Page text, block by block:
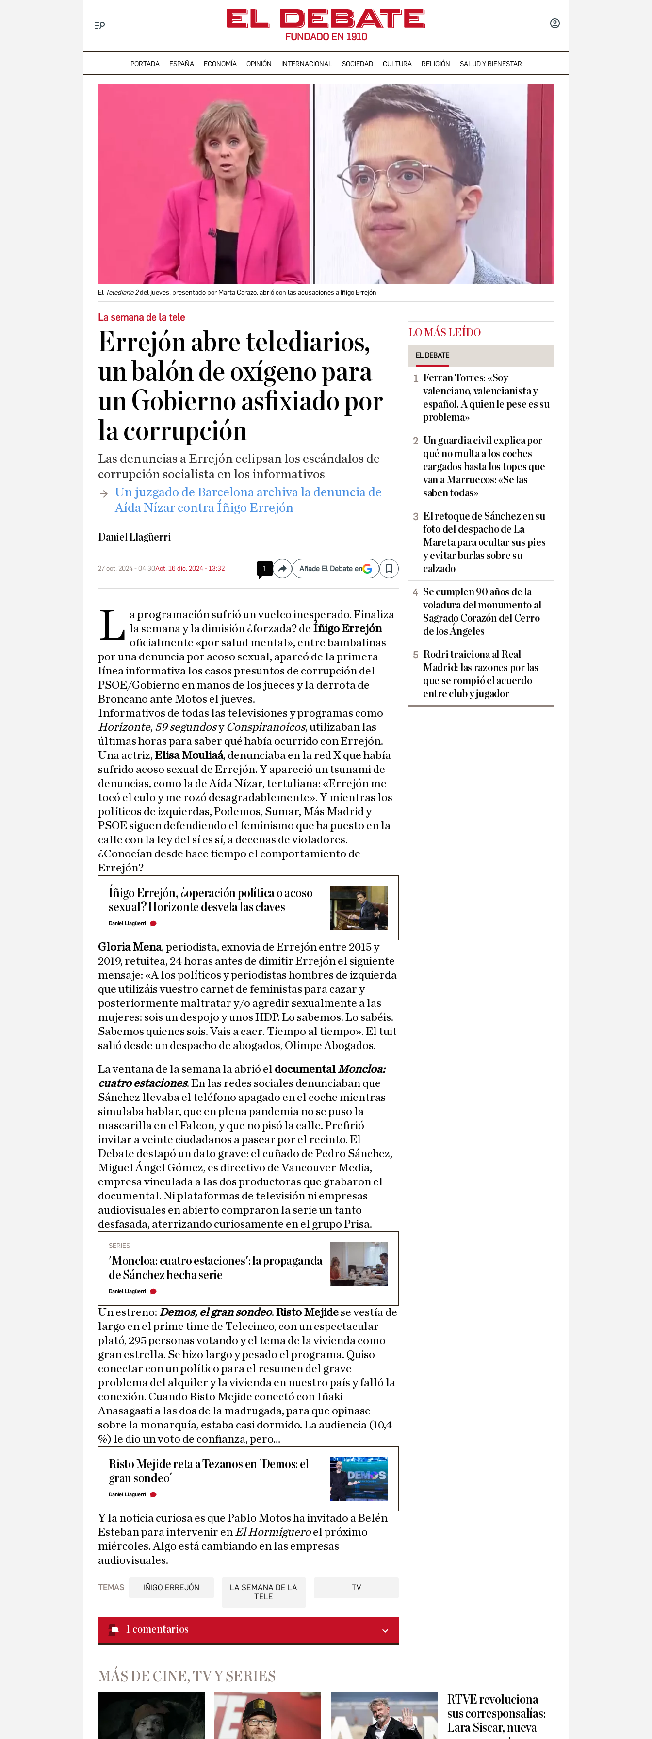
FUNDADO EN 1910
PORTADA ESPAÑA ECONOMÍA OPINIÓN INTERNACIONAL SOCIEDAD CULTURA RELIGIÓN SALUD Y BIENESTAR
El Telediario 2del jueves, presentado por Marta Carazo, abrió con las acusaciones a Íñigo Errejón
La semana de la tele
Errejón abre telediarios,
un balón de oxígeno para
un Gobierno asfixiado por
la corrupción
Las denuncias a Errejón eclipsan los escándalos de
corrupción socialista en los informativos
​Un juzgado de Barcelona archiva la denuncia de
Aída Nízar contra Íñigo Errejón
Daniel Llagüerri
27 oct. 2024 - 04:30Act. 16 dic. 2024 - 13:32 1 CompartirAñade El Debate en Save
L a programación sufrió un vuelco inesperado. Finaliza
la semana y la dimisión ¿forzada? de Íñigo Errejón
oficialmente «por salud mental», entre bambalinas
por una denuncia por acoso sexual, aparcó de la primera
línea informativa los casos presuntos de corrupción del
PSOE/Gobierno en manos de los jueces y la derrota de
Broncano ante Motos el jueves.
Informativos de todas las televisiones y programas como
Horizonte, 59 segundosy Conspiranoicos, utilizaban las
últimas horas para saber qué había ocurrido con Errejón.
Una actriz, Elisa Mouliaá, denunciaba en la red X que había
sufrido acoso sexual de Errejón. Y apareció un tsunami de
denuncias, como la de Aída Nízar, tertuliana: «Errejón me
tocó el culo y me rozó desagradablemente». Y mientras los
políticos de izquierdas, Podemos, Sumar, Más Madrid y
PSOE siguen defendiendo el feminismo que ha puesto en la
calle con la ley del sí es sí, a decenas de violadores.
¿Conocían desde hace tiempo el comportamiento de
Errejón?
Íñigo Errejón, ¿operación política o acoso
sexual? Horizonte desvela las claves
Daniel Llagüerri
Gloria Mena, periodista, exnovia de Errejón entre 2015 y
2019, retuitea, 24 horas antes de dimitir Errejón el siguiente
mensaje: «A los políticos y periodistas hombres de izquierda
que utilizáis vuestro carnet de feministas para cazar y
posteriormente maltratar y/o agredir sexualmente a las
mujeres: sois un despojo y unos HDP. Lo sabemos. Lo sabéis.
Sabemos quienes sois. Vais a caer. Tiempo al tiempo». El tuit
salió desde un despacho de abogados, Olimpe Abogados.
La ventana de la semana la abrió el documental Moncloa:
cuatro estaciones. En las redes sociales denunciaban que
Sánchez llevaba el teléfono apagado en el coche mientras
simulaba hablar, que en plena pandemia no se puso la
mascarilla en el Falcon, y que no pisó la calle. Prefirió
invitar a veinte ciudadanos a pasear por el recinto. El
Debate destapó un dato grave: el cuñado de Pedro Sánchez,
Miguel Ángel Gómez, es directivo de Vancouver Media,
empresa vinculada a las dos productoras que grabaron el
documental. Ni plataformas de televisión ni empresas
audiovisuales en abierto compraron la serie un tanto
desfasada, aterrizando curiosamente en el grupo Prisa.
SERIES
'Moncloa: cuatro estaciones': la propaganda
de Sánchez hecha serie
Daniel Llagüerri
Un estreno: Demos, el gran sondeo. Risto Mejide se vestía de
largo en el prime time de Telecinco, con un espectacular
plató, 295 personas votando y el tema de la vivienda como
gran estrella. Se hizo largo y pesado el programa. Quiso
conectar con un político para el resumen del grave
problema del alquiler y la vivienda en nuestro país y falló la
conexión. Cuando Risto Mejide conectó con Iñaki
Anasagasti a las dos de la madrugada, para que opinase
sobre la monarquía, estaba casi dormido. La audiencia (10,4
%) le dio un voto de confianza, pero…
Risto Mejide reta a Tezanos en ´Demos: el
gran sondeo´
Daniel Llagüerri
Y la noticia curiosa es que Pablo Motos ha invitado a Belén
Esteban para intervenir en El Hormigueroel próximo
miércoles. Algo está cambiando en las empresas
audiovisuales.
TEMAS IÑIGO ERREJÓN
LA SEMANA DE LA
TELE
TV
1 comentarios
LO MÁS LEÍDO
EL DEBATE
Ferran Torres: «Soy
valenciano, valencianista y
español. A quien le pese es su
problema»
Un guardia civil explica por
qué no multa a los coches
cargados hasta los topes que
van a Marruecos: «Se las
saben todas»
El retoque de Sánchez en su
foto del despacho de La
Mareta para ocultar sus pies
y evitar burlas sobre su
calzado
Se cumplen 90 años de la
voladura del monumento al
Sagrado Corazón del Cerro
de los Ángeles
Rodri traiciona al Real
Madrid: las razones por las
que se rompió el acuerdo
entre club y jugador
MÁS DE CINE, TV Y SERIES
RTVE revoluciona
sus corresponsalías:
Lara Siscar, nueva